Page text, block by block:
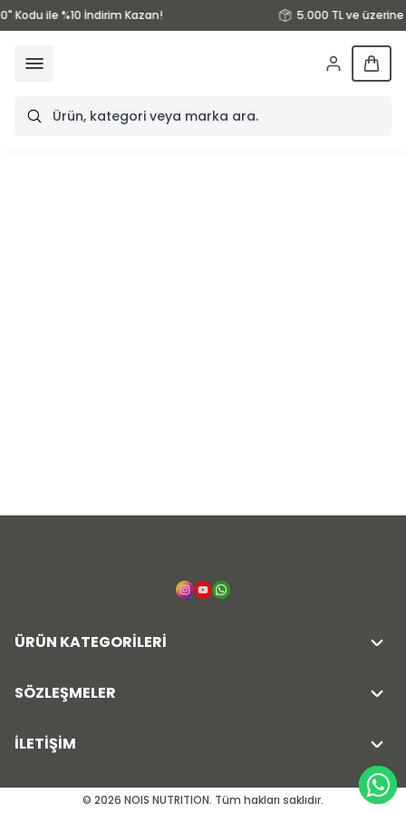
Kodu ile %10 İndirim Kazan! 5.000 TL ve üzerine
ÜRÜN KATEGORİLERİ
SÖZLEŞMELER
İLETİŞİM
© 2026 NOIS NUTRITION. Tüm hakları saklıdır.